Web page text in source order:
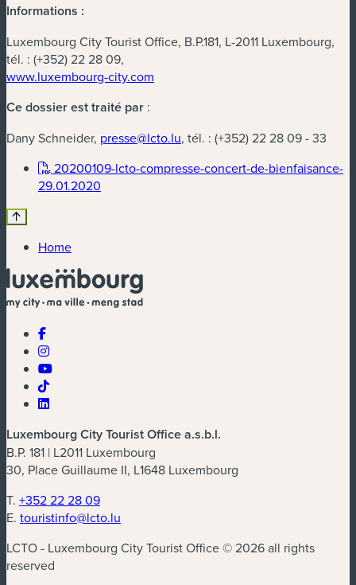
Informations :
Luxembourg City Tourist Office, B.P.181, L-2011 Luxembourg,
tél. : (+352) 22 28 09,
www.luxembourg-city.com
Ce dossier est traité par :
Dany Schneider, presse@lcto.lu, tél. : (+352) 22 28 09 - 33
20200109-lcto-compresse-concert-de-bienfaisance-
29.01.2020
Home
Luxembourg City Tourist Office a.s.b.l.
B.P. 181 | L2011 Luxembourg
30, Place Guillaume II, L1648 Luxembourg
T. +352 22 28 09
E. touristinfo@lcto.lu
LCTO - Luxembourg City Tourist Office © 2026 all rights
reserved